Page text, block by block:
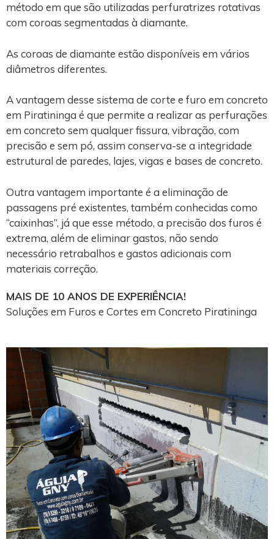
método em que são utilizadas perfuratrizes rotativas
com coroas segmentadas à diamante.
As coroas de diamante estão disponíveis em vários
diâmetros diferentes.
A vantagem desse sistema de corte e furo em concreto
em Piratininga é que permite a realizar as perfurações
em concreto sem qualquer fissura, vibração, com
precisão e sem pó, assim conserva-se a integridade
estrutural de paredes, lajes, vigas e bases de concreto.
Outra vantagem importante é a eliminação de
passagens pré existentes, também conhecidas como
“caixinhas”, já que esse método, a precisão dos furos é
extrema, além de eliminar gastos, não sendo
necessário retrabalhos e gastos adicionais com
materiais correção.
MAIS DE 10 ANOS DE EXPERIÊNCIA!
Soluções em Furos e Cortes em Concreto Piratininga